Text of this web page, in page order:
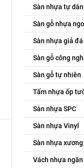
Sàn nhựa tự dán
Sàn gỗ nhựa
Sàn nhựa giả đá
Sàn gỗ công
Sàn gỗ tự nhiên
Tấm nhựa ốp
Sàn nhựa SPC
Sàn nhựa Vinyl
Sàn nhựa xương
Vách nhựa